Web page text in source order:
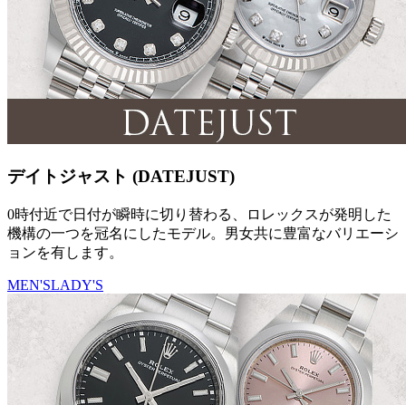
デイトジャスト (DATEJUST)
0時付近で日付が瞬時に切り替わる、ロレックスが発明した
機構の一つを冠名にしたモデル。男女共に豊富なバリエーシ
ョンを有します。
MEN'SLADY'S